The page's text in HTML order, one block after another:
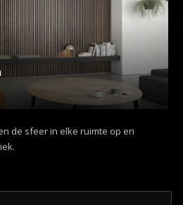
de sfeer in elke ruimte op en